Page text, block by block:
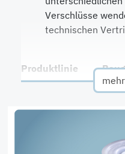
Verschlüsse
technischen
Produktlinie
QC2
M42